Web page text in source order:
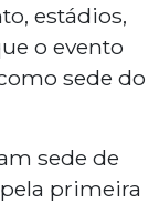
estádios,
o evento
sede do
sede de
primeira